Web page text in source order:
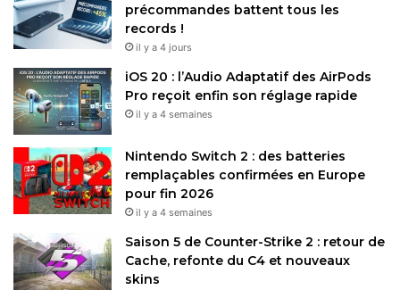
précommandes battent tous les
records !
il y a 4 jours
iOS 20 : l’Audio Adaptatif des AirPods
Pro reçoit enfin son réglage rapide
il y a 4 semaines
Nintendo Switch 2 : des batteries
remplaçables confirmées en Europe
pour fin 2026
il y a 4 semaines
Saison 5 de Counter-Strike 2 : retour de
Cache, refonte du C4 et nouveaux
skins